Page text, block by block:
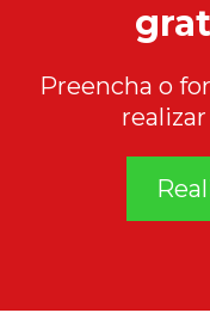
Preencha o